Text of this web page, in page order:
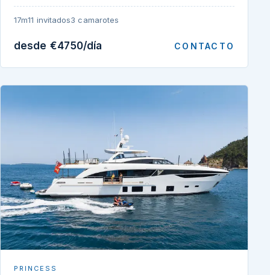
17m11 invitados3 camarotes
desde €4750/día CONTACTO
PRINCESS